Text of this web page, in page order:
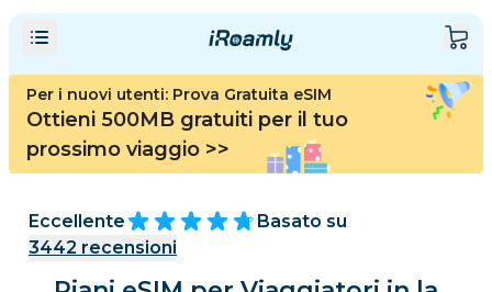
Per i nuovi utenti: Prova Gratuita eSIM
Ottieni 500MB gratuiti per il tuo
prossimo viaggio >>
Eccellente
Basato su
3442 recensioni